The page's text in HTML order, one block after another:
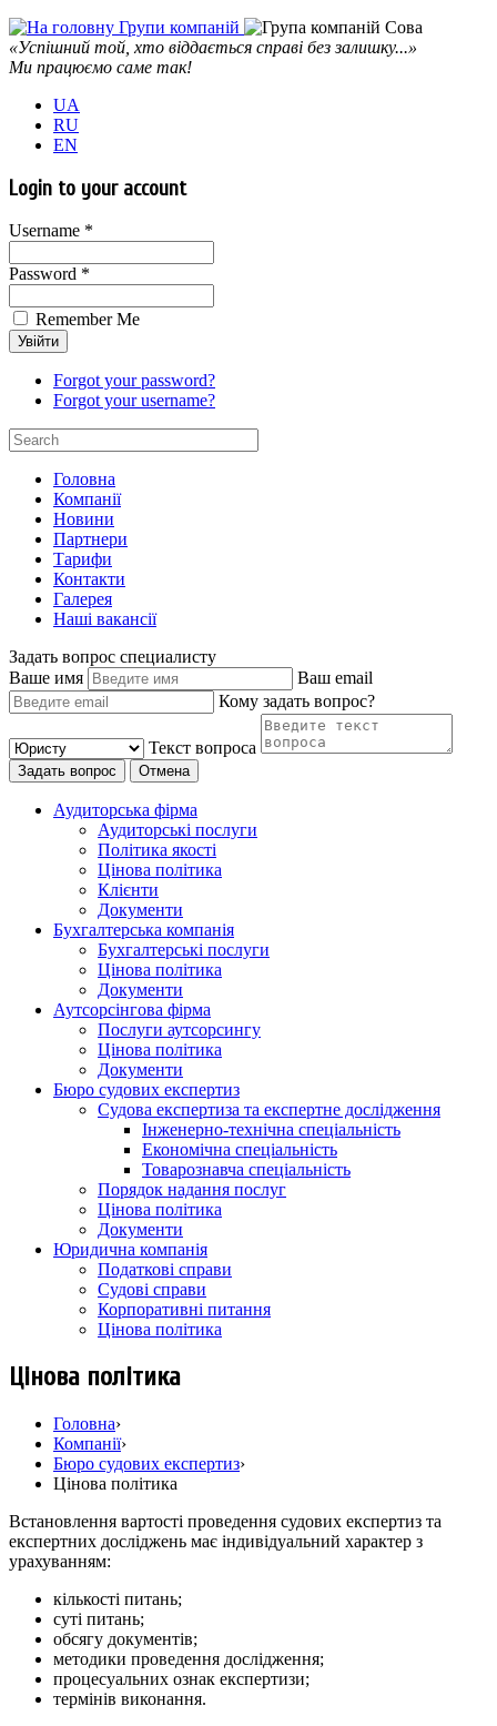
«Успішний той, хто віддається справі без залишку...»
Ми працюємо саме так!
UA
RU
EN
Login to your account
Username *
Password *
Remember Me
Forgot your password?
Forgot your username?
Головна
Компанії
Новини
Партнери
Тарифи
Контакти
Галерея
Наші вакансії
Задать вопрос специалисту
Ваше имя
Ваш email
Кому задать вопрос?
Текст вопроса
Задать вопрос Отмена
Аудиторська фірма
Аудиторські послуги
Політика якості
Цінова політика
Клієнти
Документи
Бухгалтерська компанія
Бухгалтерські послуги
Цінова політика
Документи
Аутсорсінгова фірма
Послуги аутсорсингу
Цінова політика
Документи
Бюро судових експертиз
Судова експертиза та експертне дослідження
Інженерно-технічна спеціальність
Економічна спеціальність
Товарознавча спеціальність
Порядок надання послуг
Цінова політика
Документи
Юридична компанія
Податкові справи
Судові справи
Корпоративні питання
Цінова політика
Цінова політика
Головна›
Компанії›
Бюро судових експертиз›
Цінова політика
Встановлення вартості проведення судових експертиз та
експертних досліджень має індивідуальний характер з
урахуванням:
кількості питань;
суті питань;
обсягу документів;
методики проведення дослідження;
процесуальних ознак експертизи;
термінів виконання.